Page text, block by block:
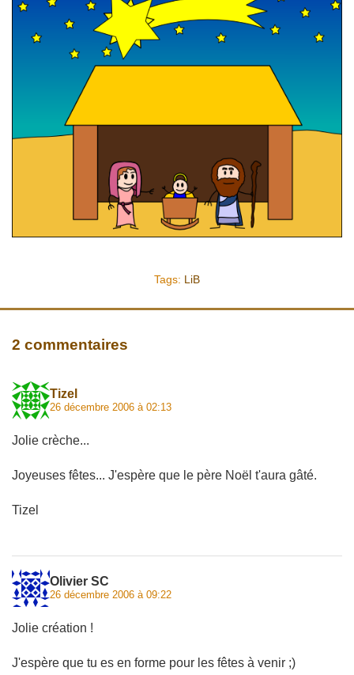
Tags: LiB
2 commentaires
Tizel
26 décembre 2006 à 02:13
Jolie crèche...
Joyeuses fêtes... J'espère que le père Noël t'aura gâté.
Tizel
Olivier SC
26 décembre 2006 à 09:22
Jolie création !
J'espère que tu es en forme pour les fêtes à venir ;)